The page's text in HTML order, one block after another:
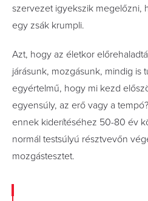
szervezet igyekszik megelőzni,
egy zsák krumpli.
Azt, hogy az életkor
járásunk, mozgásunk, mindig is
egyértelmű, hogy mi kezd
egyensúly, az erő vagy a
ennek kiderítéséhez 50-80 év
normál testsúlyú résztvevőn
mozgástesztet.